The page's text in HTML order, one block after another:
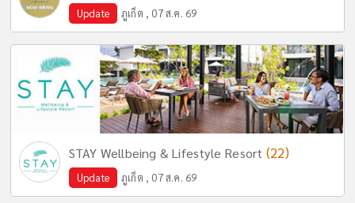
Update ภูเก็ต , 07 ส.ค. 69
STAY Wellbeing & Lifestyle Resort (22)
Update ภูเก็ต , 07 ส.ค. 69